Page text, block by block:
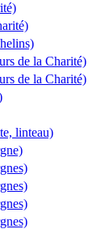
de la Charité)
de la Charité)
linteau)